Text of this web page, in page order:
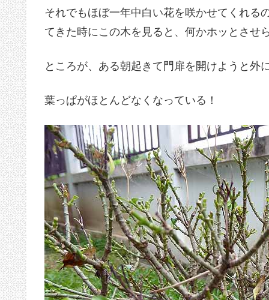
それでもほぼ一年中白い花を咲かせてくれる
てきた時にこの木を見ると、何かホッとさせ
ところが、ある朝起きて門扉を開けようと外
葉っぱがほとんどなくなっている！